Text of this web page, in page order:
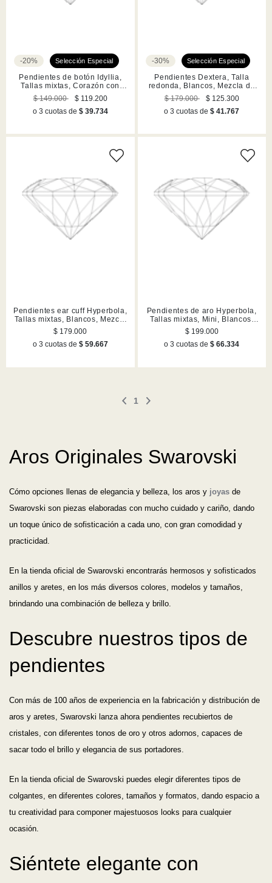
-20%
Pendientes de botón Idyllia,
Tallas mixtas, Corazón con
flecha, Blancos, Mezcla de
acabados
$ 149.000
$ 119.200
o 3 cuotas de $ 39.734
-30%
Pendientes Dextera, Talla
redonda, Blancos, Mezcla de
acabados
$ 179.000
$ 125.300
o 3 cuotas de$ 41.767
Pendientes ear cuff Hyperbola,
Tallas mixtas, Blancos, Mezcla
de acabados
$ 179.000
o 3 cuotas de $ 59.667
Pendientes de aro Hyperbola,
Tallas mixtas, Mini, Blancos,
Mezcla de acabados
$ 199.000
o 3 cuotas de$ 66.334
1
Aros Originales Swarovski
Cómo opciones llenas de elegancia y belleza, los aros y joyas de
Swarovski son piezas elaboradas con mucho cuidado y cariño, dando
un toque único de sofisticación a cada uno, con gran comodidad y
practicidad.
En la tienda oficial de Swarovski encontrarás hermosos y sofisticados
anillos y aretes, en los más diversos colores, modelos y tamaños,
brindando una combinación de belleza y brillo.
Descubre nuestros tipos de
pendientes
Con más de 100 años de experiencia en la fabricación y distribución de
aros y aretes, Swarovski lanza ahora pendientes recubiertos de
cristales, con diferentes tonos de oro y otros adornos, capaces de
sacar todo el brillo y elegancia de sus portadores.
En la tienda oficial de Swarovski puedes elegir diferentes tipos de
colgantes, en diferentes colores, tamaños y formatos, dando espacio a
tu creatividad para componer majestuosos looks para cualquier
ocasión.
Siéntete elegante con